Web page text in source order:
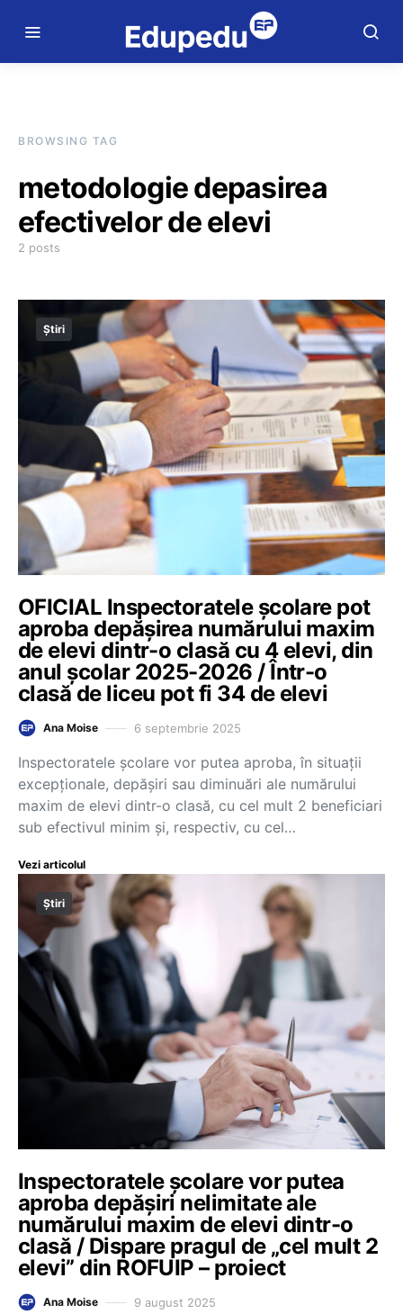
BROWSING TAG
metodologie depasirea
efectivelor de elevi
2 posts
Știri
OFICIAL Inspectoratele școlare pot
aproba depășirea numărului maxim
de elevi dintr-o clasă cu 4 elevi, din
anul școlar 2025-2026 / Într-o
clasă de liceu pot fi 34 de elevi
Ana Moise 6 septembrie 2025
Inspectoratele școlare vor putea aproba, în situații
excepționale, depășiri sau diminuări ale numărului
maxim de elevi dintr-o clasă, cu cel mult 2 beneficiari
sub efectivul minim și, respectiv, cu cel…
Vezi articolul
Știri
Inspectoratele școlare vor putea
aproba depășiri nelimitate ale
numărului maxim de elevi dintr-o
clasă / Dispare pragul de „cel mult 2
elevi” din ROFUIP – proiect
Ana Moise 9 august 2025